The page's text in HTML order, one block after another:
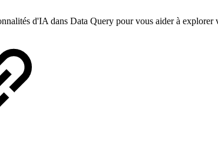
d'IA dans Data Query pour vous aider à